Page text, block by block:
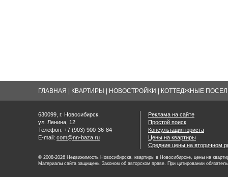
ГЛАВНАЯ КВАРТИРЫ НОВОСТРОЙКИ КОТТЕДЖНЫЕ
630099, г. Новосибирск,
ул. Ленина, 12
Телефон: +7 (903) 900-36-84
E-mail: com@nn-baza.ru
Реклама на сайте
Простой поиск
Консультация юриста
Цены на квартиры
Средние цены на вторичном
© 2008-2026 Недвижимость Новосибирска, квартиры в Новосибирске, цены на
Материалы сайта защищены Законом об авторском праве. При цитировании